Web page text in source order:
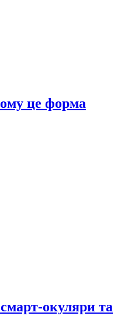
це форма
окуляри та